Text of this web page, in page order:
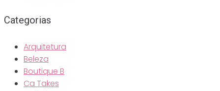
Categorias
Arquitetura
Beleza
Boutique B
Ca Takes